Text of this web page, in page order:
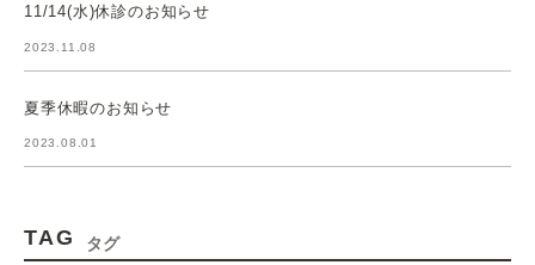
11/14(水)休診のお知らせ
2023.11.08
夏季休暇のお知らせ
2023.08.01
TAG タグ